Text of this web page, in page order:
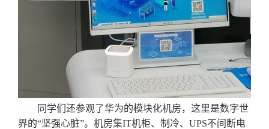
同学们还参观了华为的模块化机房，这里是数字世
界的“坚强心脏”。机房集IT机柜、制冷、UPS不间断电